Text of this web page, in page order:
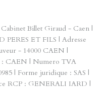
Billet Giraud - Caen |
PERES ET FILS | Adresse
- 14000 CAEN |
: CAEN | Numero TVA
| Forme juridique : SAS |
RCP : GENERALI IARD |